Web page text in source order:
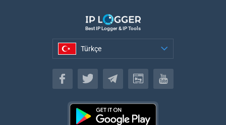
Best IP Logger & IP Tools
Türkçe
Türkçe